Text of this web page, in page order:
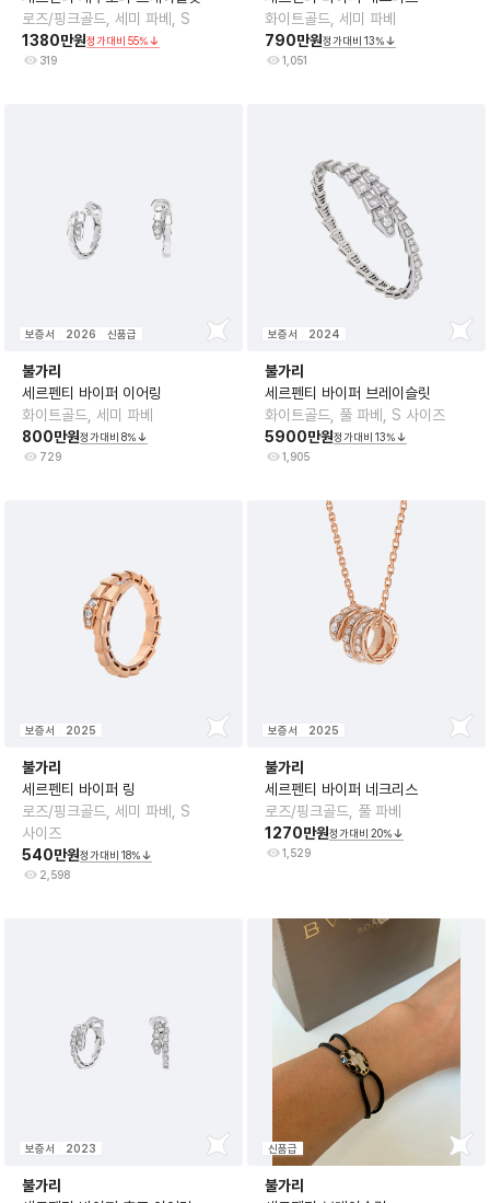
로즈/핑크골드, 세미 파베, S
1380만원정가대비 55%
319
화이트골드, 세미 파베
790만원정가대비 13%
1,051
보증서 2026 신품급
불가리
세르펜티 바이퍼 이어링
화이트골드, 세미 파베
800만원정가대비 8%
729
보증서 2024
불가리
세르펜티 바이퍼 브레이슬릿
화이트골드, 풀 파베, S 사이즈
5900만원정가대비 13%
1,905
보증서 2025
불가리
세르펜티 바이퍼 링
로즈/핑크골드, 세미 파베, S
사이즈
540만원정가대비 18%
2,598
보증서 2025
불가리
세르펜티 바이퍼 네크리스
로즈/핑크골드, 풀 파베
1270만원정가대비 20%
1,529
보증서 2023
불가리
신품급
불가리